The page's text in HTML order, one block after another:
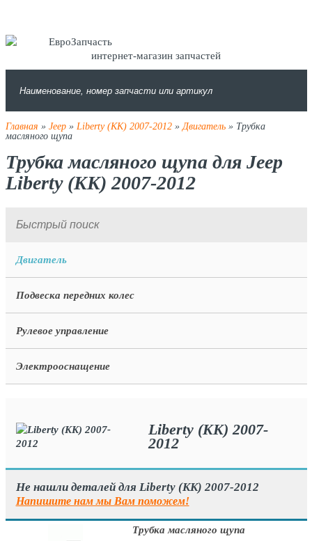
интернет-магазин запчастей
Главная » Jeep» Liberty (KK) 2007-2012»Двигатель» Трубка
масляного щупа
Трубка масляного щупа для Jeep
Liberty (KK) 2007-2012
Двигатель
Подвеска передних колес
Рулевое управление
Электрооснащение
Liberty (KK) 2007-
2012
Не нашли деталей для Liberty (KK) 2007-2012
Напишите нам мы Вам поможем!
Трубка масляного щупа